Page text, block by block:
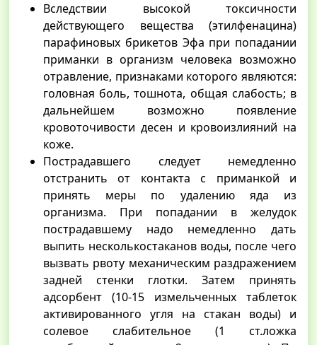
Вследствии высокой токсичности
действующего вещества (этилфенацина)
парафиновых брикетов Эфа при попадании
приманки в организм человека возможно
отравление, признаками которого являются:
головная боль, тошнота, общая слабость; в
дальнейшем возможно появление
кровоточивости десен и кровоизлияний на
коже.
Пострадавшего следует немедленно
отстранить от контакта с приманкой и
принять меры по удалению яда из
организма. При попадании в желудок
пострадавшему надо немедленно дать
выпить несколькостаканов воды, после чего
вызвать рвоту механическим раздражением
задней стенки глотки. Затем принять
адсорбент (10-15 измельченных таблеток
активированного угля на стакан воды) и
солевое слабительное (1 ст.ложка